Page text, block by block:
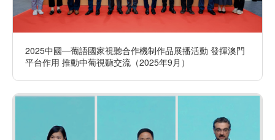
2025中國—葡語國家視聽合作機制作品展播活動 發揮澳門
平台作用 推動中葡視聽交流（2025年9月）